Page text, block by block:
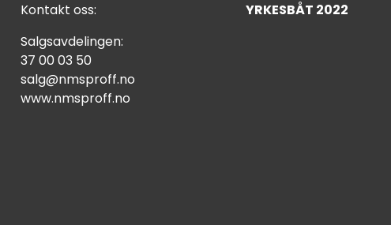
Kontakt oss:
Salgsavdelingen:
37 00 03 50
salg@nmsproff.no
www.nmsproff.no
YRKESBÅT 2022